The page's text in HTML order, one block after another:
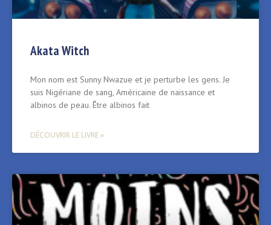
Akata Witch
Mon nom est Sunny Nwazue et je perturbe les gens. Je
suis Nigériane de sang, Américaine de naissance et
albinos de peau. Être albinos fait
DÉCOUVRIR LE LIVRE »